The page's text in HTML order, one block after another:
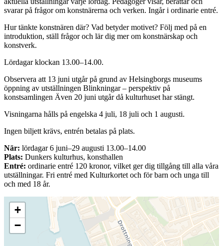
svarar på frågor om konstnärerna och verken. Ingår i ordinarie entré.
Hur tänkte konstnären där? Vad betyder motivet? Följ med på en
introduktion, ställ frågor och lär dig mer om konstnärskap och
konstverk.
Lördagar klockan 13.00–14.00.
Observera att 13 juni utgår på grund av Helsingborgs museums
öppning av utställningen Blinkningar – perspektiv på
konstsamlingen Även 20 juni utgår då kulturhuset har stängt.
Visningarna hålls på engelska 4 juli, 18 juli och 1 augusti.
Ingen biljett krävs, entrén betalas på plats.
När: lördagar 6 juni–29 augusti 13.00–14.00
Plats: Dunkers kulturhus, konsthallen
Entré: ordinarie entré 120 kronor, vilket ger dig tillgång till alla våra
utställningar. Fri entré med Kulturkortet och för barn och unga till
och med 18 år.
+
−